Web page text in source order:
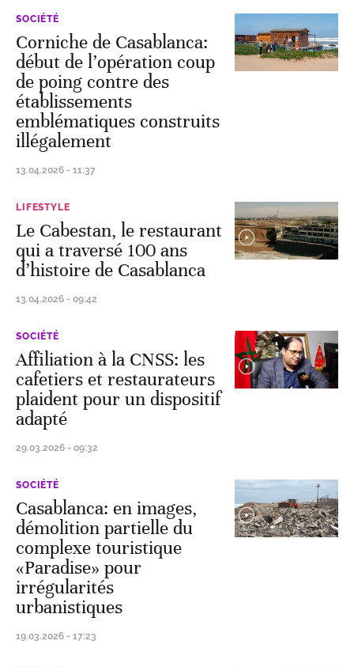
SOCIÉTÉ
Corniche de Casablanca:
début de l’opération coup
de poing contre des
établissements
emblématiques construits
illégalement
13.04.2026 - 11:37
LIFESTYLE
Le Cabestan, le restaurant
qui a traversé 100 ans
d’histoire de Casablanca
13.04.2026 - 09:42
SOCIÉTÉ
Affiliation à la CNSS: les
cafetiers et restaurateurs
plaident pour un dispositif
adapté
29.03.2026 - 09:32
SOCIÉTÉ
Casablanca: en images,
démolition partielle du
complexe touristique
«Paradise» pour
irrégularités
urbanistiques
19.03.2026 - 17:23